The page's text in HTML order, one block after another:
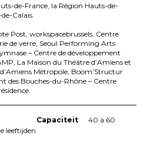
de-France, la Région Hauts-de-
Calais.
Post, workspacebrussels, Centre
de verre, Seoul Performing Arts
– Centre de développement
, La Maison du Théâtre d’Amiens et
Métropole, Boom’Structur
des Bouches-du-Rhône – Centre
Capaciteit
40 à 60
leeftijden